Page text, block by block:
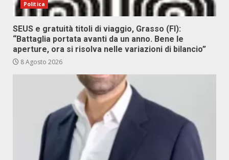
Politica
SEUS e gratuità titoli di viaggio, Grasso (FI):
“Battaglia portata avanti da un anno. Bene le
aperture, ora si risolva nelle variazioni di bilancio”
8 Agosto 2026